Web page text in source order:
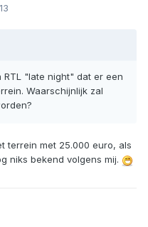
"late night" dat er een
Waarschijnlijk zal
terrein met 25.000 euro, als
niks bekend volgens mij.